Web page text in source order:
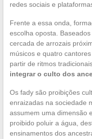
redes sociais e
Frente a essa onda,
escolha oposta.
cercada de arrozais
músicos e quatro
partir de ritmos
integrar o culto dos
Os fady são proibições
enraizadas na sociedade
assumem uma dimensão
proibido poluir a água,
ensinamentos dos